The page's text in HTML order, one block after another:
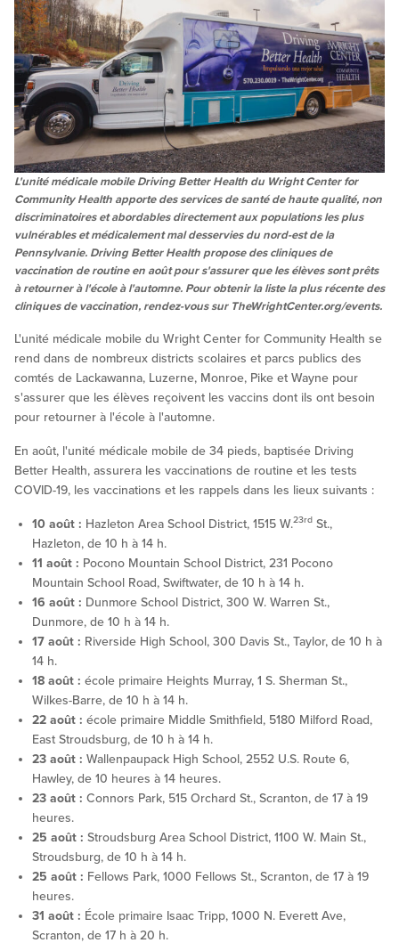
L'unité médicale mobile Driving Better Health du Wright Center for
Community Health apporte des services de santé de haute qualité, non
discriminatoires et abordables directement aux populations les plus
vulnérables et médicalement mal desservies du nord-est de la
Pennsylvanie. Driving Better Health propose des cliniques de
vaccination de routine en août pour s'assurer que les élèves sont prêts
à retourner à l'école à l'automne. Pour obtenir la liste la plus récente des
cliniques de vaccination, rendez-vous sur TheWrightCenter.org/events.
L'unité médicale mobile du Wright Center for Community Health se
rend dans de nombreux districts scolaires et parcs publics des
comtés de Lackawanna, Luzerne, Monroe, Pike et Wayne pour
s'assurer que les élèves reçoivent les vaccins dont ils ont besoin
pour retourner à l'école à l'automne.
En août, l'unité médicale mobile de 34 pieds, baptisée Driving
Better Health, assurera les vaccinations de routine et les tests
COVID-19, les vaccinations et les rappels dans les lieux suivants :
10 août : Hazleton Area School District, 1515 W.23rd St.,
Hazleton, de 10 h à 14 h.
11 août : Pocono Mountain School District, 231 Pocono
Mountain School Road, Swiftwater, de 10 h à 14 h.
16 août : Dunmore School District, 300 W. Warren St.,
Dunmore, de 10 h à 14 h.
17 août : Riverside High School, 300 Davis St., Taylor, de 10 h à
14 h.
18 août : école primaire Heights Murray, 1 S. Sherman St.,
Wilkes-Barre, de 10 h à 14 h.
22 août : école primaire Middle Smithfield, 5180 Milford Road,
East Stroudsburg, de 10 h à 14 h.
23 août : Wallenpaupack High School, 2552 U.S. Route 6,
Hawley, de 10 heures à 14 heures.
23 août : Connors Park, 515 Orchard St., Scranton, de 17 à 19
heures.
25 août : Stroudsburg Area School District, 1100 W. Main St.,
Stroudsburg, de 10 h à 14 h.
25 août : Fellows Park, 1000 Fellows St., Scranton, de 17 à 19
heures.
31 août : École primaire Isaac Tripp, 1000 N. Everett Ave,
Scranton, de 17 h à 20 h.